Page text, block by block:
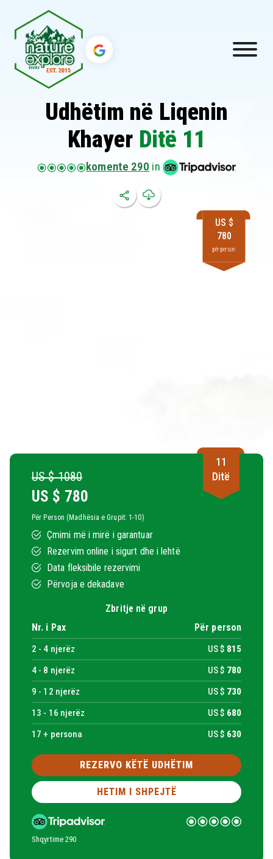
Udhëtim në Liqenin
Khayer Ditë 11
komente 290 in
US $
780
për person
11
Ditë
US $ 1080
US $ 780
Për Person (Madhësia e Grupit: 1-10)
Çmimi më i mirë i garantuar
Rezervim online i sigurt dhe i lehtë
Data fleksibile rezervimi
Përvoja e dekadave
Zbritje në grup
Nr. i Pax Për person
2 - 4 njerëz US $ 815
4 - 8 njerëz US $ 780
9 - 12 njerëz US $ 730
13 - 16 njerëz US $ 680
17 + persona
US $ 630
REZERVO KËTË UDHËTIM
HETIM I SHPEJTË
Shqyrtime 290